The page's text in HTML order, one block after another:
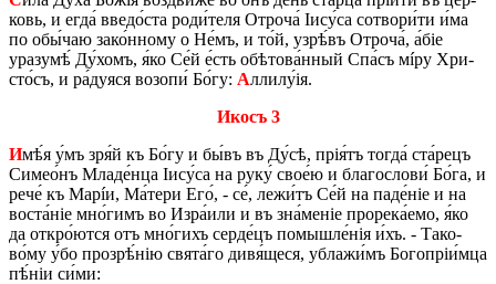
ковь, и егда́ вве­до́­ста ро­ди́­теля Отро­ча́ Іису́­са со­тво­ри́­ти и́ма
по обы́­чаю за­ко́н­но­му о Не́мъ, и то́й, узрѣ́въ Отро­ча́, а́біе
уразу­мѣ́ Ду́­хомъ, я́ко Се́й е́сть обѣ­то­ва́н­ный Спа́съ мíру Хри­
сто́съ, и ра́дуяся во­зо­пи́ Бо́гу: Алли­лу́ія.
Икосъ 3
Имѣ́я у́мъ зря́й къ Бо́гу и бы́въ въ Ду́сѣ, прія́тъ то­гда́ ста́­рецъ
Си­ме­о́нъ Мла­де́н­ца Іису́­са на руку́ сво­е́ю и бла­го­сло­ви́ Бо́га, и
рече́ къ Марíи, Ма́­те­ри Его́, - се́, ле­жи́тъ Се́й на па­де́ніе и на
во­ста́ніе мно́­гимъ во Изра́­и­ли и въ зна́­ме­ніе про­ре­ка́­е­мо, я́ко
да от­кро́­ют­ся отъ мно́­гихъ сер­де́цъ по­мыш­ле́нія и́хъ. - Та­ко­
во́му у́бо про­зрѣ́­нію свята́го дивя́щеся, убла­жи́мъ Бо­го­пріи́мца
пѣ́ніи си́ми: